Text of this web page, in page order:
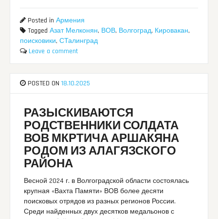
Posted inАрмения
TaggedАзат Мелконян, ВОВ, Волгоград, Кировакан,
поисковики,СТалинград
Leave a comment
POSTED ON18.10.2025
РАЗЫСКИВАЮТСЯ
РОДСТВЕННИКИ СОЛДАТА
ВОВ МКРТИЧА АРШАКЯНА
РОДОМ ИЗ АЛАГЯЗСКОГО
РАЙОНА
Весной 2024 г. в Волгоградской области состоялась
крупная «Вахта Памяти» ВОВ более десяти
поисковых отрядов из разных регионов России.
Среди найденных двух десятков медальонов с